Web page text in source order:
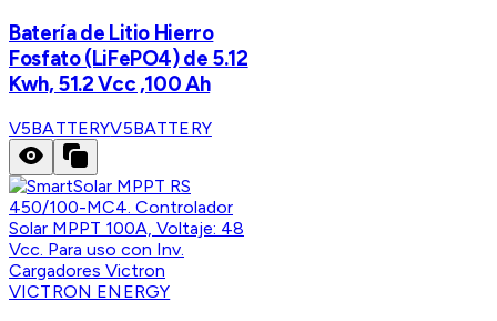
Batería de Litio Hierro
Fosfato (LiFePO4) de 5.12
Kwh, 51.2 Vcc ,100 Ah
V5BATTERYV5BATTERY
VICTRON ENERGY